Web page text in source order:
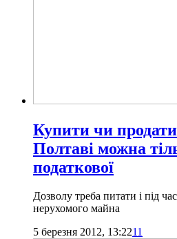
Купити чи
Полтаві можна
податкової
Дозволу треба питати і під
нерухомого майна
5 березня 2012, 13:2211